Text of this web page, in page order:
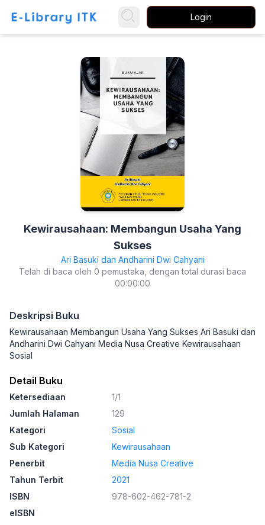
Login
Kewirausahaan: Membangun Usaha Yang
Sukses
Ari Basuki dan Andharini Dwi Cahyani
Telah di baca oleh 0 pemustaka, dengan total durasi baca
00:00:00
Deskripsi Buku
Kewirausahaan Membangun Usaha Yang Sukses Ari Basuki dan
Andharini Dwi Cahyani Media Nusa Creative Kewirausahaan
Sosial
Detail Buku
Ketersediaan
1/1
Jumlah Halaman
129
Kategori
Sosial
Sub Kategori
Kewirausahaan
Penerbit
Media Nusa Creative
Tahun Terbit
2021
ISBN
978-602-462-781-2
eISBN